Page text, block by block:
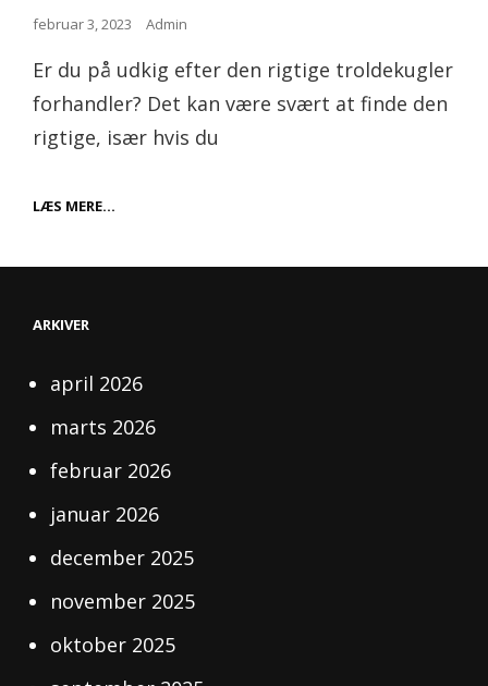
Posted
februar 3, 2023 Admin
Er du på udkig efter den rigtige troldekugler
forhandler? Det kan være svært at finde den
rigtige, især hvis du
LÆS MERE…
ARKIVER
april 2026
marts 2026
februar 2026
januar 2026
december 2025
november 2025
oktober 2025